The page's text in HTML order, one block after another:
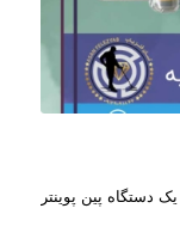
دستگاه پین پوینتر